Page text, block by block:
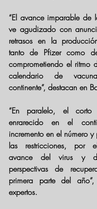
“El avance imparable de
ve agudizado con
retrasos en la
tanto de Pfizer como
comprometiendo el ritmo
calendario de
continente”, destacan en
“En paralelo, el
enrarecido en el
incremento en el número
las restricciones, por
avance del virus y
perspectivas de
primera parte del
expertos.